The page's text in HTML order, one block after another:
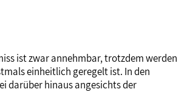
ist zwar annehmbar, trotzdem werden
einheitlich geregelt ist. In den
darüber hinaus angesichts der